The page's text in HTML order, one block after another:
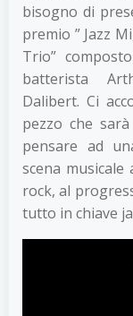
bisogno di
premio ” Jazz
Trio”
batterista
Dalibert. Ci
pezzo che
pensare ad
scena
rock, al
tutto in chiave